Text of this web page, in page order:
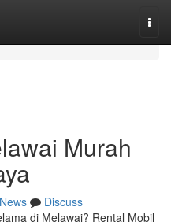
Murah
News
Discuss
di Melawai? Rental Mobil